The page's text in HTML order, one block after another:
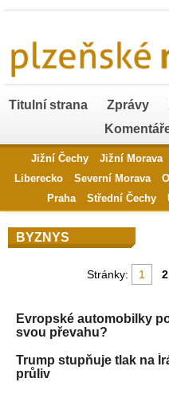
Titulní strana Zprávy
Jižní Čechy Jižní Morava
Liberecko
Severní Morava
Praha
Střední Čechy
BYZNYS
Stránky: 1 2
Evropské automobilky
svou převahu?
Trump stupňuje tlak na
průliv